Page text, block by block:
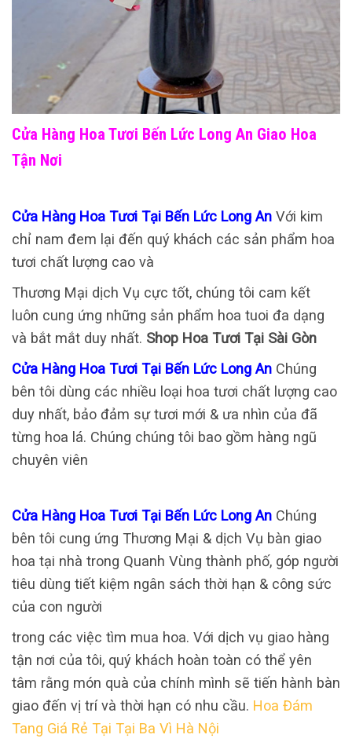
Cửa Hàng Hoa Tươi Bến Lức Long An Giao Hoa
Tận Nơi
Cửa Hàng Hoa Tươi Tại Bến Lức Long An Với kim
chỉ nam đem lại đến quý khách các sản phẩm hoa
tươi chất lượng cao và
Thương Mại dịch Vụ cực tốt, chúng tôi cam kết
luôn cung ứng những sản phẩm hoa tuoi đa dạng
và bắt mắt duy nhất. Shop Hoa Tươi Tại Sài Gòn
Cửa Hàng Hoa Tươi Tại Bến Lức Long An Chúng
bên tôi dùng các nhiều loại hoa tươi chất lượng cao
duy nhất, bảo đảm sự tươi mới & ưa nhìn của đã
từng hoa lá. Chúng chúng tôi bao gồm hàng ngũ
chuyên viên
Cửa Hàng Hoa Tươi Tại Bến Lức Long An Chúng
bên tôi cung ứng Thương Mại & dịch Vụ bàn giao
hoa tại nhà trong Quanh Vùng thành phố, góp người
tiêu dùng tiết kiệm ngân sách thời hạn & công sức
của con người
trong các việc tìm mua hoa. Với dịch vụ giao hàng
tận nơi của tôi, quý khách hoàn toàn có thể yên
tâm rằng món quà của chính mình sẽ tiến hành bàn
giao đến vị trí và thời hạn có nhu cầu. Hoa Đám
Tang Giá Rẻ Tại Tại Ba Vì Hà Nội